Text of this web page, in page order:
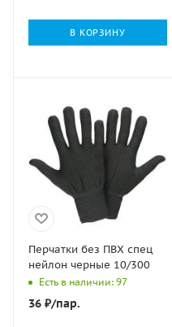
В КОРЗИНУ
Перчатки без ПВХ спец
нейлон черные 10/300
Есть в наличии: 97
36 ₽/пар.